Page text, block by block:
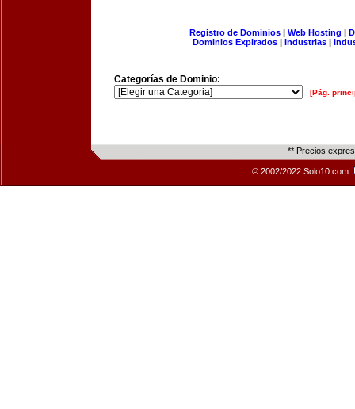
Registro de Dominios| Web Hosting |
Dominios Expirados | Industrias |
Categorías de Dominio:
[Pág.
** Precios
© 2002/2022 Solo10.com